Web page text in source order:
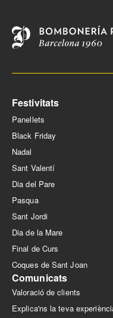
Festivitats
Panellets
Black Friday
Nadal
Sant Valentí
Dia del Pare
Pasqua
Sant Jordi
Dia de la Mare
Final de Curs
Coques de Sant Joan
Comunicats
Valoració de clients
Explica'ns la teva